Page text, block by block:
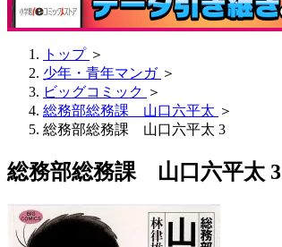
トップ ＞
少年・青年マンガ ＞
ビッグコミック ＞
総務部総務課 山口六平太 ＞
総務部総務課 山口六平太 3
総務部総務課 山口六平太 3